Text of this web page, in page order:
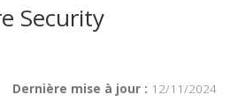
Security
Dernière mise à jour : 12/11/2024